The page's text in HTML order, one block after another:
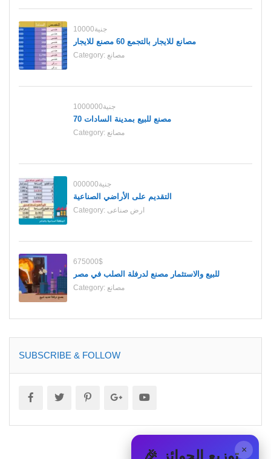
10000جنية
مصانع للايجار بالتجمع 60 مصنع للايجار
Category: مصانع
1000000جنية
70 مصنع للبيع بمدينة السادات
Category: مصانع
000000جنية
التقديم على الأراضي الصناعية
Category: ارض صناعى
675000$
للبيع والاستثمار مصنع لدرفلة الصلب في مصر
Category: مصانع
SUBSCRIBE & FOLLOW
× 🎉 توزيع الجوائز